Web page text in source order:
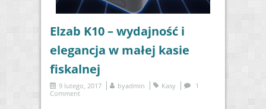
Elzab K10 – wydajność i
elegancja w małej kasie
fiskalnej
9 lutego, 2017 byadmin Kasy
1
Comment